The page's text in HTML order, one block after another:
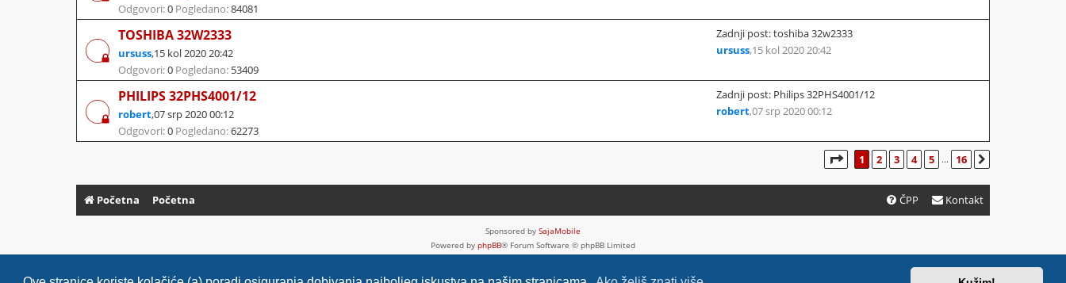
Odgovori:0 Pogledano:84081
TOSHIBA 32W2333
ursuss,15 kol 2020 20:42
Odgovori:0 Pogledano: 53409
Zadnji post: toshiba 32w2333
ursuss,15 kol 2020 20:42
PHILIPS 32PHS4001/12
robert,07 srp 2020 00:12
Odgovori:0 Pogledano:62273
Zadnji post: Philips 32PHS4001/12
robert,07 srp 2020 00:12
STRANICA: 16
1 2 3 4 5 ... 16
Početna Početna Kontakt
ČPP
Sponsored by SajaMobile
Powered by phpBB® Forum Software © phpBB Limited
Privatnost